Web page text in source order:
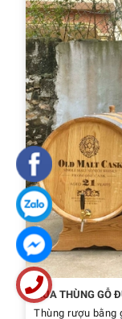
MUA THÙNG GỖ
Thùng rượu bằng